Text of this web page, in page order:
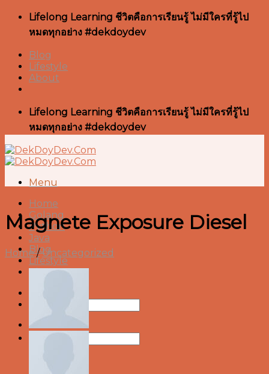
Skip
content
Lifelong Learning ชีวิตคือการเรียนรู้ ไม่มีใครที่รู้ไป
หมดทุกอย่าง #dekdoydev
Blog
Lifestyle
About
Lifelong Learning ชีวิตคือการเรียนรู้ ไม่มีใครที่รู้ไป
หมดทุกอย่าง #dekdoydev
Menu
Home
Golang
Python
Java
Blog
Lifestyle
About
Search
Magnete Exposure Diesel
Home / Uncategorized